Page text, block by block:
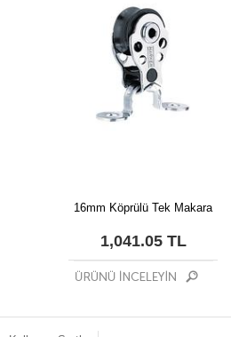
16mm Köprülü Tek Makara
1,041.05 TL